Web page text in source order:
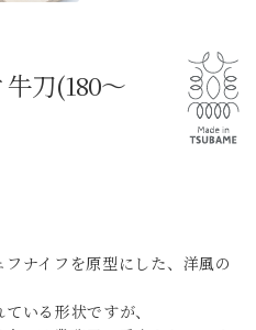
刀(180～
ナイフを原型にした、洋風の
いる形状ですが、